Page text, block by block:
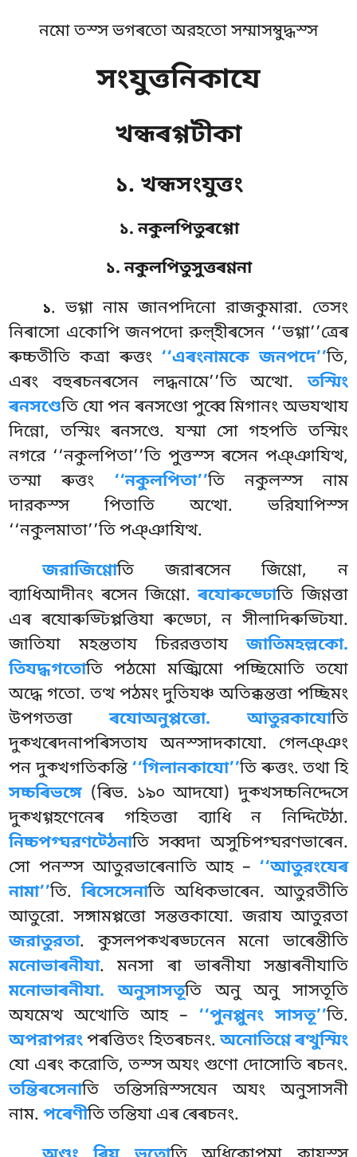
নমো তস্স ভগৰতো অরহতো সম্মাসম্বুদ্ধস্স
সংযুত্তনিকাযে
খন্ধৰগ্গটীকা
১. খন্ধসংযুত্তং
১. নকুলপিতুৰগ্গো
১. নকুলপিতুসুত্তৰণ্ণনা
১. ভগ্গানাম জানপদিনো রাজকুমারা. তেসং
নিৰাসো একোপি জনপদো রুল়্হীৰসেন ‘‘ভগ্গা’’ত্ৰেৰ
ৰুচ্চতীতি কত্ৰা ৰুত্তং ‘‘এৰংনামকে জনপদে’’তি,
এৰং বহুৰচনৰসেন লদ্ধনামে’’তি অত্থো.তস্মিং
ৰনসণ্ডেতি যো পন ৰনসণ্ডো পুব্বে মিগানং অভযত্থায
দিন্নো, তস্মিং ৰনসণ্ডে. যস্মা সো গহপতি তস্মিং
নগরে ‘‘নকুলপিতা’’তি পুত্তস্স ৰসেন পঞ্ঞাযিত্থ,
তস্মা ৰুত্তং ‘‘নকুলপিতা’’তি নকুলস্স নাম
দারকস্স পিতাতি অত্থো. ভরিযাপিস্স
‘‘নকুলমাতা’’তি পঞ্ঞাযিত্থ.
জরাজিণ্ণোতিজরাৰসেন জিণ্ণো, ন
ব্যাধিআদীনং ৰসেন জিণ্ণো.ৰযোৰুড্ঢোতি জিণ্ণত্তা
এৰ ৰযোৰুড্ঢিপ্পত্তিযা ৰুড্ঢো, ন সীলাদিৰুড্ঢিযা.
জাতিযা মহন্ততায চিররত্ততাযজাতিমহল্লকো.
তিযদ্ধগতোতি পঠমো মজ্ঝিমো পচ্ছিমোতি তযো
অদ্ধে গতো. তত্থ পঠমং দুতিযঞ্চ অতিক্কন্তত্তা পচ্ছিমং
উপগতত্তাৰযোঅনুপ্পত্তো. আতুরকাযোতি
দুক্খৰেদনাপৰিসতায অনস্সাদকাযো. গেলঞ্ঞং
পন দুক্খগতিকন্তি‘‘গিলানকাযো’’তি ৰুত্তং. তথা হি
সচ্চৰিভঙ্গে (ৰিভ. ১৯০ আদযো) দুক্খসচ্চনিদ্দেসে
দুক্খগ্গহণেনেৰ গহিতত্তা ব্যাধি ন নিদ্দিট্ঠো.
নিচ্চপগ্ঘরণট্ঠেনাতি সব্বদা অসুচিপগ্ঘরণভাৰেন.
সো পনস্স আতুরভাৰেনাতি আহ – ‘‘আতুরংযেৰ
নামা’’তি.ৰিসেসেনাতি অধিকভাৰেন. আতুরতীতি
আতুরো. সঙ্গামপ্পত্তো সন্তত্তকাযো. জরায আতুরতা
জরাতুরতা. কুসলপক্খৰড্ঢনেন মনো ভাৰেন্তীতি
মনোভাৰনীযা. মনসা ৰা ভাৰনীযা সম্ভাৰনীযাতি
মনোভাৰনীযা. অনুসাসতূতি অনু অনু সাসতূতি
অযমেত্থ অত্থোতি আহ – ‘‘পুনপ্পুনং সাসতূ’’তি.
অপরাপরংপৰত্তিতং হিতৰচনং.অনোতিণ্ণে ৰত্থুস্মিং
যো এৰং করোতি, তস্স অযং গুণো দোসোতি ৰচনং.
তন্তিৰসেনাতি তন্তিসন্নিস্সযেন অযং অনুসাসনী
নাম.পৰেণীতি তন্তিযা এৰ ৰেৰচনং.